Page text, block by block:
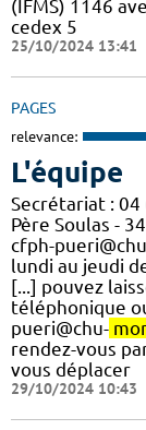
(IFMS) 1146
cedex 5
25/10/2024 13:41
PAGES
relevance:
L'équipe
Secrétariat : 04
Père Soulas -
cfph-
lundi au jeudi
[...] pouvez
téléphonique
pueri@chu-
rendez-vous
vous déplacer
29/10/2024 10:43